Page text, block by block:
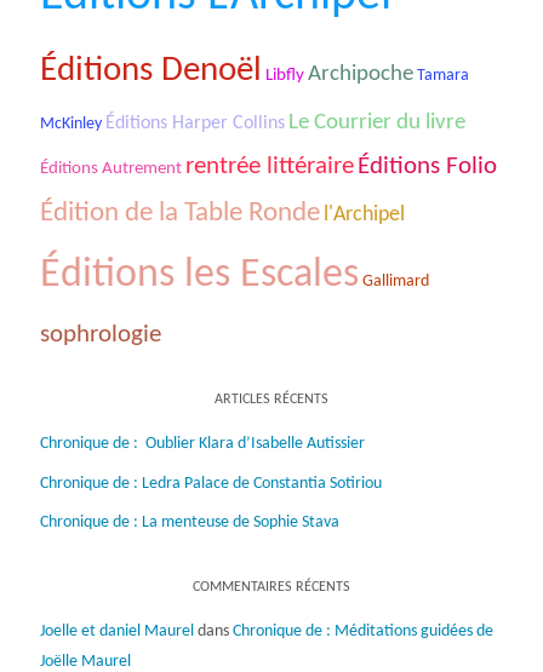
Éditions Denoël Libfly Archipoche Tamara
McKinley Éditions Harper Collins Le Courrier du livre
Éditions Autrement rentrée littéraire Éditions Folio
Édition de la Table Ronde l'Archipel
Éditions les Escales Gallimard
sophrologie
ARTICLES RÉCENTS
Chronique de : Oublier Klara d’Isabelle Autissier
Chronique de : Ledra Palace de Constantia Sotiriou
Chronique de : La menteuse de Sophie Stava
COMMENTAIRES RÉCENTS
Joelle et daniel Maureldans Chronique de : Méditations guidées de
Joëlle Maurel